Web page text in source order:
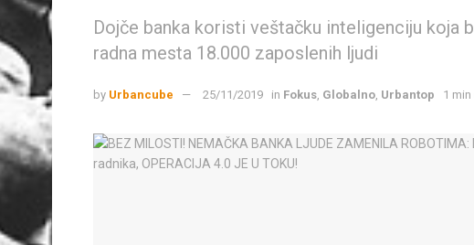
Dojče banka koristi veštačku inteligenciju koja
radna mesta 18.000 zaposlenih ljudi
by Urbancube 25/11/2019 in Fokus Globalno Urbantop 1 min